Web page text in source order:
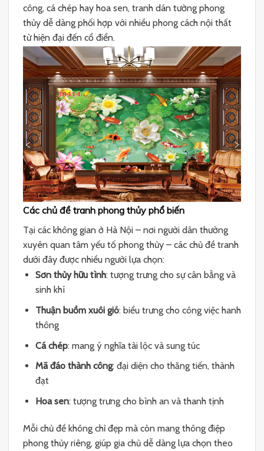
công, cá chép hay hoa sen, tranh dán tường phong
thủy dễ dàng phối hợp với nhiều phong cách nội thất
từ hiện đại đến cổ điển.
Các chủ đề tranh phong thủy phổ biến
Tại các không gian ở Hà Nội – nơi người dân thường
xuyên quan tâm yếu tố phong thủy – các chủ đề tranh
dưới đây được nhiều người lựa chọn:
Sơn thủy hữu tình: tượng trưng cho sự cân bằng và
sinh khí
Thuận buồm xuôi gió: biểu trưng cho công việc hanh
thông
Cá chép: mang ý nghĩa tài lộc và sung túc
Mã đáo thành công: đại diện cho thăng tiến, thành
đạt
Hoa sen: tượng trưng cho bình an và thanh tịnh
Mỗi chủ đề không chỉ đẹp mà còn mang thông điệp
phong thủy riêng, giúp gia chủ dễ dàng lựa chọn theo